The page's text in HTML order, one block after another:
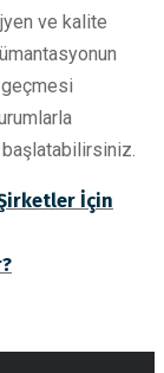
ve kalite
geçmesi
İçin